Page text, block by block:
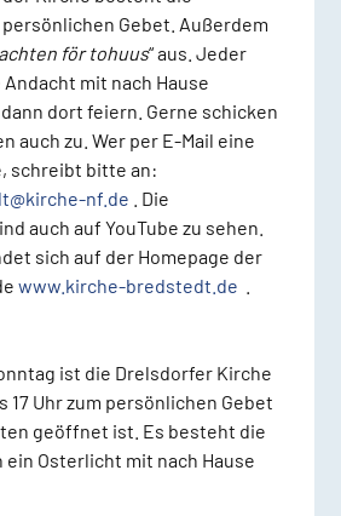
Gebet. Außerdem
för tohuus“ aus. Jeder
mit nach Hause
dort feiern. Gerne schicken
auch zu. Wer per E-Mail eine
schreibt bitte an:
nf.de . Die
auch auf YouTube zu sehen.
sich auf der Homepage der
www.kirche-bredstedt.de
ist die Drelsdorfer Kirche
17 Uhr zum persönlichen Gebet
geöffnet ist. Es besteht die
ein Osterlicht mit nach Hause